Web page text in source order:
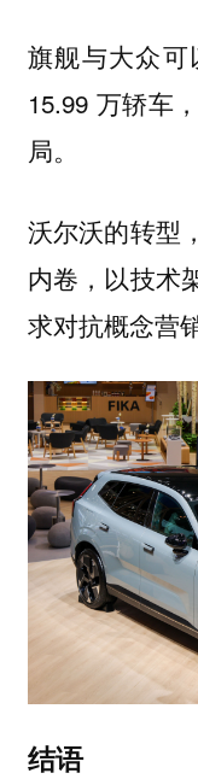
旗舰与大众可
15.99 万轿车
局。
沃尔沃的转型
内卷，以技术
求对抗概念营销
结语